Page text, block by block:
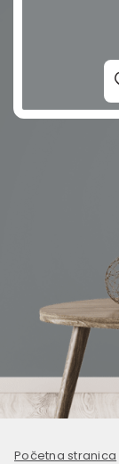
Početna stranica